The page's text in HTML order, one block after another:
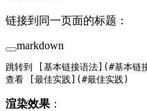
链接到同一页面的标题：
markdown
跳转到 [ 基本链接语法 ]( #基本链
查看 [ 最佳实践 ]( #最佳实践)
渲染效果 ：